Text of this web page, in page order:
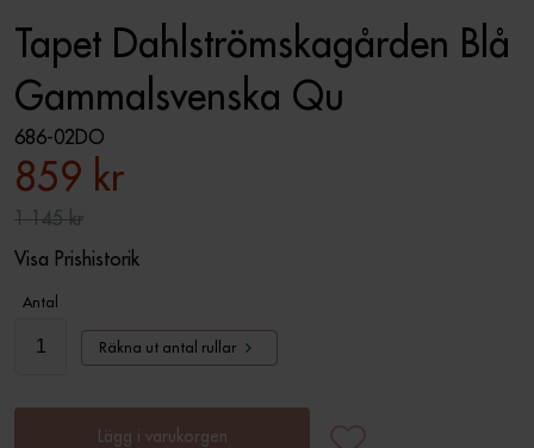
Tapet Dahlströmskagården Blå
Gammalsvenska Qu
686-02DO
859 kr
1 145 kr
Visa Prishistorik
Antal
Räkna ut antal rullar
Lägg i varukorgen